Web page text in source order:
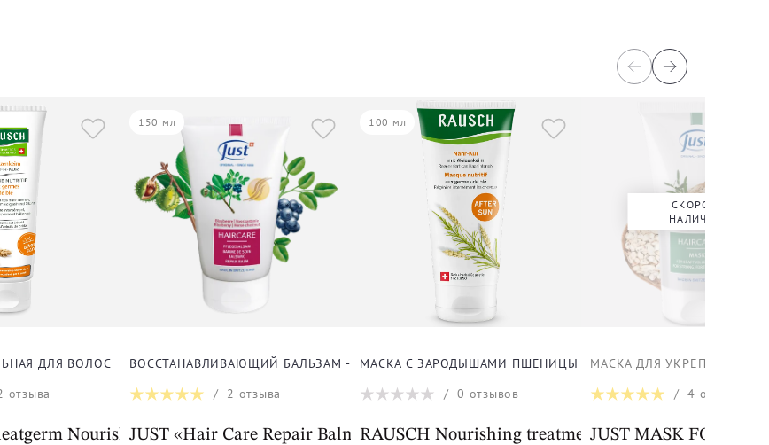
ДЛЯ ВОЛОС
отзыва
Nourishing
150 мл
ВОССТАНАВЛИВАЮЩИЙ БАЛЬЗАМ - МАСКА ДЛЯ ВОЛОС
/ 2 отзыва
JUST «Hair Care Repair Balm»
100 мл
МАСКА С ЗАРОДЫШАМИ ПШЕНИЦЫ ДЛЯ ВОЛОС
/0 отзывов
RAUSCH Nourishing treatment with wheatgerm
СКОРО В
НАЛИЧИИ
МАСКА ДЛЯ УКРЕПЛЕНИЯ
/4 отзыва
JUST MASK FOR